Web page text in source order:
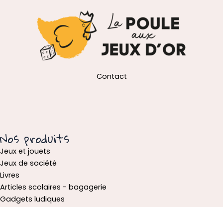
Contact
Nos produits
Jeux et jouets
Jeux de société
Livres
Articles scolaires - bagagerie
Gadgets ludiques